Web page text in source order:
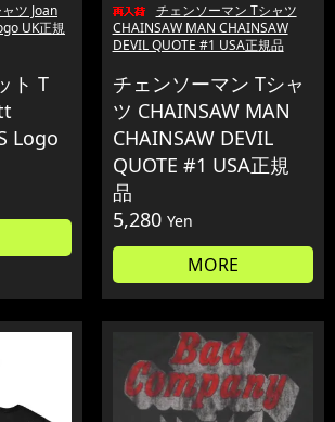
ツ Joan
UK正規
ト T
Logo
チェンソーマン Tシャツ
CHAINSAW MAN CHAINSAW
DEVIL QUOTE #1 USA正規品
チェンソーマン Tシャ
ツ CHAINSAW MAN
CHAINSAW DEVIL
QUOTE #1 USA正規
品
5,280 Yen
MORE